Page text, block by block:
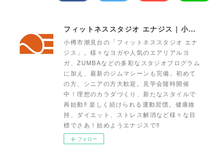
フィットネススタジオ エナジス | 小樽・スポーツクラブ・ENERGYS
小樽市潮見台の「フィットネススタジオ エナ
ジス」。様々なヨガや人気のエアリアルヨ
ガ、ZUMBAなどの多彩なスタジオプログラム
に加え、最新のジムマシーンも完備。初めて
の方、シニアの方大歓迎。見学会随時開催
中！理想のカラダづくり、新たなスタイルで
再始動‼ 楽しく続けられる運動習慣。健康維
持、ダイエット、ストレス解消など様々な目
標でさあ！始めようエナジスで‼
フォロー